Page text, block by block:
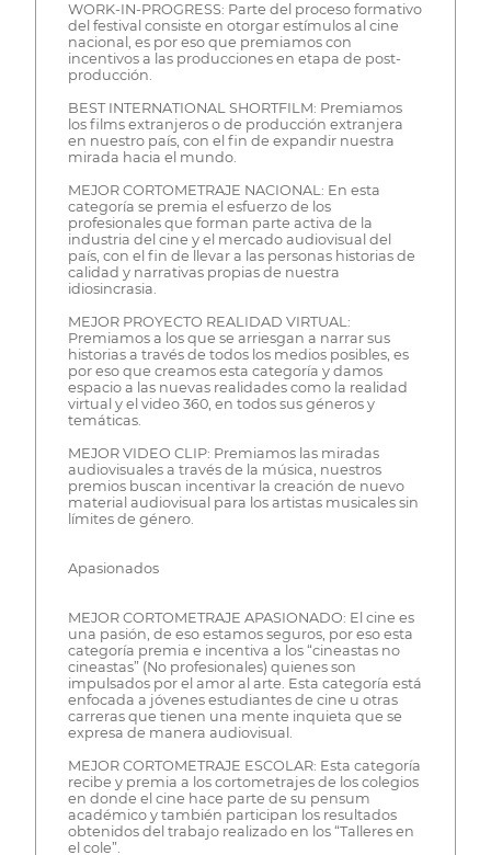
WORK-IN-PROGRESS: Parte del proceso formativo
del festival consiste en otorgar estímulos al cine
nacional, es por eso que premiamos con
incentivos a las producciones en etapa de post-
producción.
BEST INTERNATIONAL SHORTFILM: Premiamos
los films extranjeros o de producción extranjera
en nuestro país, con el fin de expandir nuestra
mirada hacia el mundo.
MEJOR CORTOMETRAJE NACIONAL: En esta
categoría se premia el esfuerzo de los
profesionales que forman parte activa de la
industria del cine y el mercado audiovisual del
país, con el fin de llevar a las personas historias de
calidad y narrativas propias de nuestra
idiosincrasia.
MEJOR PROYECTO REALIDAD VIRTUAL:
Premiamos a los que se arriesgan a narrar sus
historias a través de todos los medios posibles, es
por eso que creamos esta categoría y damos
espacio a las nuevas realidades como la realidad
virtual y el video 360, en todos sus géneros y
temáticas.
MEJOR VIDEO CLIP: Premiamos las miradas
audiovisuales a través de la música, nuestros
premios buscan incentivar la creación de nuevo
material audiovisual para los artistas musicales sin
límites de género.
Apasionados
MEJOR CORTOMETRAJE APASIONADO: El cine es
una pasión, de eso estamos seguros, por eso esta
categoría premia e incentiva a los “cineastas no
cineastas” (No profesionales) quienes son
impulsados por el amor al arte. Esta categoría está
enfocada a jóvenes estudiantes de cine u otras
carreras que tienen una mente inquieta que se
expresa de manera audiovisual.
MEJOR CORTOMETRAJE ESCOLAR: Esta categoría
recibe y premia a los cortometrajes de los colegios
en donde el cine hace parte de su pensum
académico y también participan los resultados
obtenidos del trabajo realizado en los “Talleres en
el cole”.